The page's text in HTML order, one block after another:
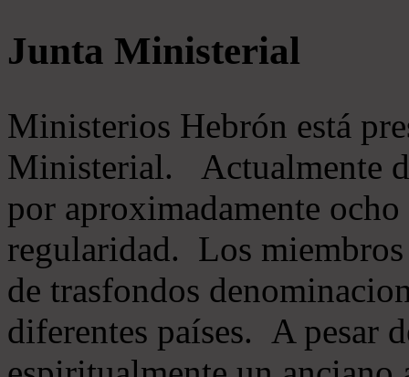
Junta Ministerial
Ministerios Hebrón está
Ministerial. Actualmente
por aproximadamente
regularidad. Los
de trasfondos
diferentes países. A pesar